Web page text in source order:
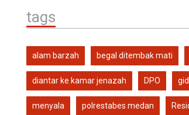
tags
alam barzah begal ditembak mati
diantar ke kamar jenazah DPO
menyala polrestabes medan